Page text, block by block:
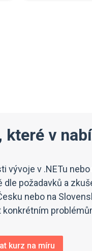
které v
vývoje v .NETu nebo
požadavků a
nebo na
kurz na míru